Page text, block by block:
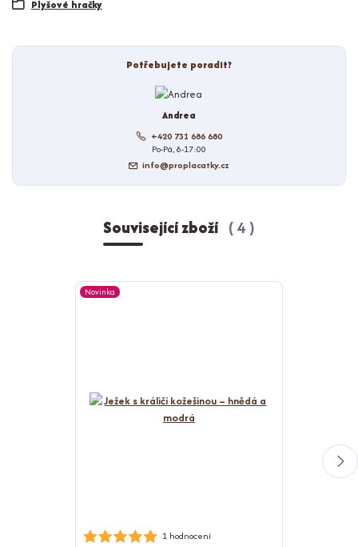
Plyšové hračky
Potřebujete poradit?
Andrea
+420 731 686 680
Po-Pá, 8-17:00
info@proplacatky.cz
Související zboží 4
Novinka
1 hodnocení